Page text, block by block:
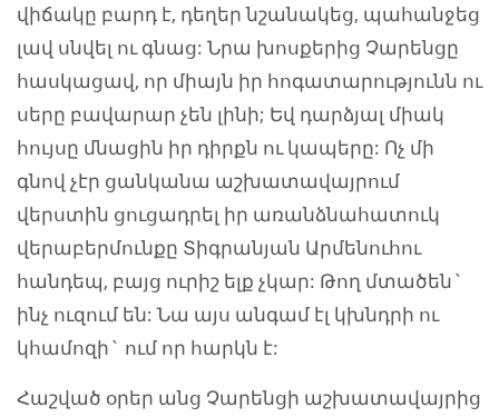
վիճակը բարդ է, դեղեր նշանակեց, պահանջեց
լավ սնվել ու գնաց: Նրա խոսքերից Չարենցը
հասկացավ, որ միայն իր հոգատարությունն ու
սերը բավարար չեն լինի; Եվ դարձյալ միակ
հույսը մնացին իր դիրքն ու կապերը: Ոչ մի
գնով չէր ցանկանա աշխատավայրում
վերստին ցուցադրել իր առանձնահատուկ
վերաբերմունքը Տիգրանյան Արմենուհու
հանդեպ, բայց ուրիշ ելք չկար: Թող մտածեն`
ինչ ուզում են: Նա այս անգամ էլ կխնդրի ու
կհամոզի` ում որ հարկն է:
Հաշված օրեր անց Չարենցի աշխատավայրից